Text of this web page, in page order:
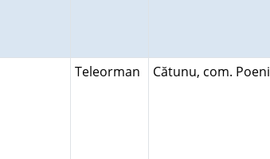
Teleorman Cătunu, com. Poeni